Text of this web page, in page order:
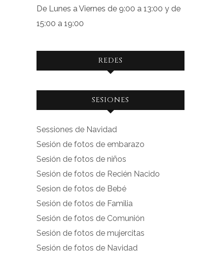
De Lunes a Viernes de 9:00 a 13:00 y de
15:00 a 19:00
REDES
Ver
facebook.com
en
Facebook
Ver
instagram.com
en
Instagram
SESIONES
Sessiones de Navidad
Sesión de fotos de embarazo
Sesión de fotos de niños
Sesión de fotos de Recién Nacido
Sesion de fotos de Bebé
Sesión de fotos de Familia
Sesión de fotos de Comunión
Sesión de fotos de mujercitas
Sesión de fotos de Navidad